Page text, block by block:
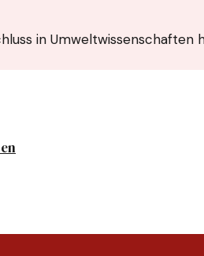
in Umweltwissenschaften